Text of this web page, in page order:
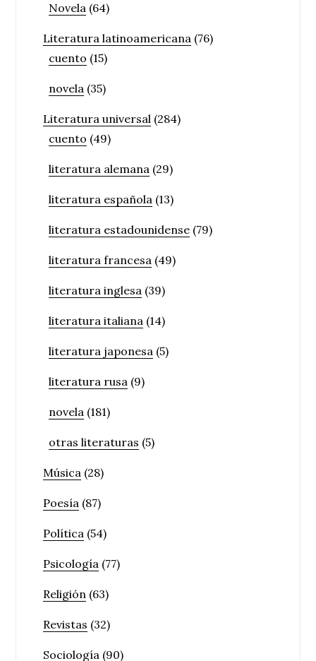
Novela (64)
Literatura latinoamericana (76)
cuento (15)
novela (35)
Literatura universal (284)
cuento (49)
literatura alemana (29)
literatura española (13)
literatura estadounidense (79)
literatura francesa (49)
literatura inglesa (39)
literatura italiana (14)
literatura japonesa (5)
literatura rusa (9)
novela (181)
otras literaturas (5)
Música (28)
Poesía (87)
Política (54)
Psicología (77)
Religión (63)
Revistas (32)
Sociología (90)